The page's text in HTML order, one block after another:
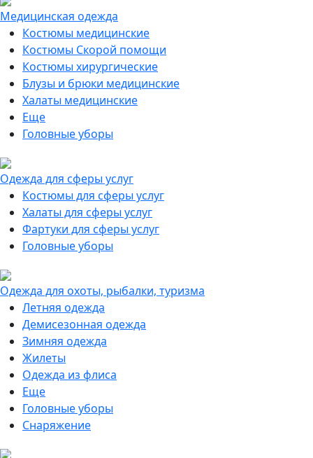
Медицинская одежда
Костюмы медицинские
Костюмы Скорой помощи
Костюмы хирургические
Блузы и брюки медицинские
Халаты медицинские
Еще
Головные уборы
Одежда для сферы услуг
Костюмы для сферы услуг
Халаты для сферы услуг
Фартуки для сферы услуг
Головные уборы
Одежда для охоты, рыбалки, туризма
Летняя одежда
Демисезонная одежда
Зимняя одежда
Жилеты
Одежда из флиса
Еще
Головные уборы
Снаряжение